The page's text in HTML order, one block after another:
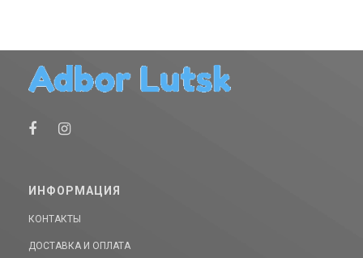
ИНФОРМАЦИЯ
КОНТАКТЫ
ДОСТАВКА И ОПЛАТА